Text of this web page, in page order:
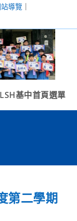
導覽｜
基中首頁選單
第二學期